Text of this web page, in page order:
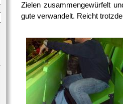
Zielen zusammengewürfelt
gute verwandelt. Reicht